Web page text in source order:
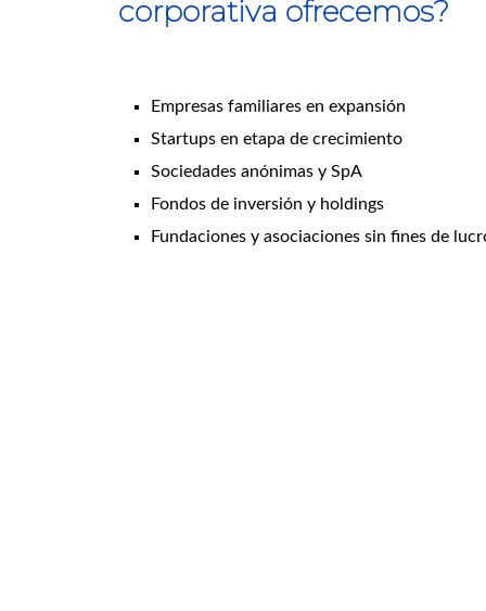
corporativa ofrecemos?
Empresas familiares en expansión
Startups en etapa de crecimiento
Sociedades anónimas y SpA
Fondos de inversión y holdings
Fundaciones y asociaciones sin fines de